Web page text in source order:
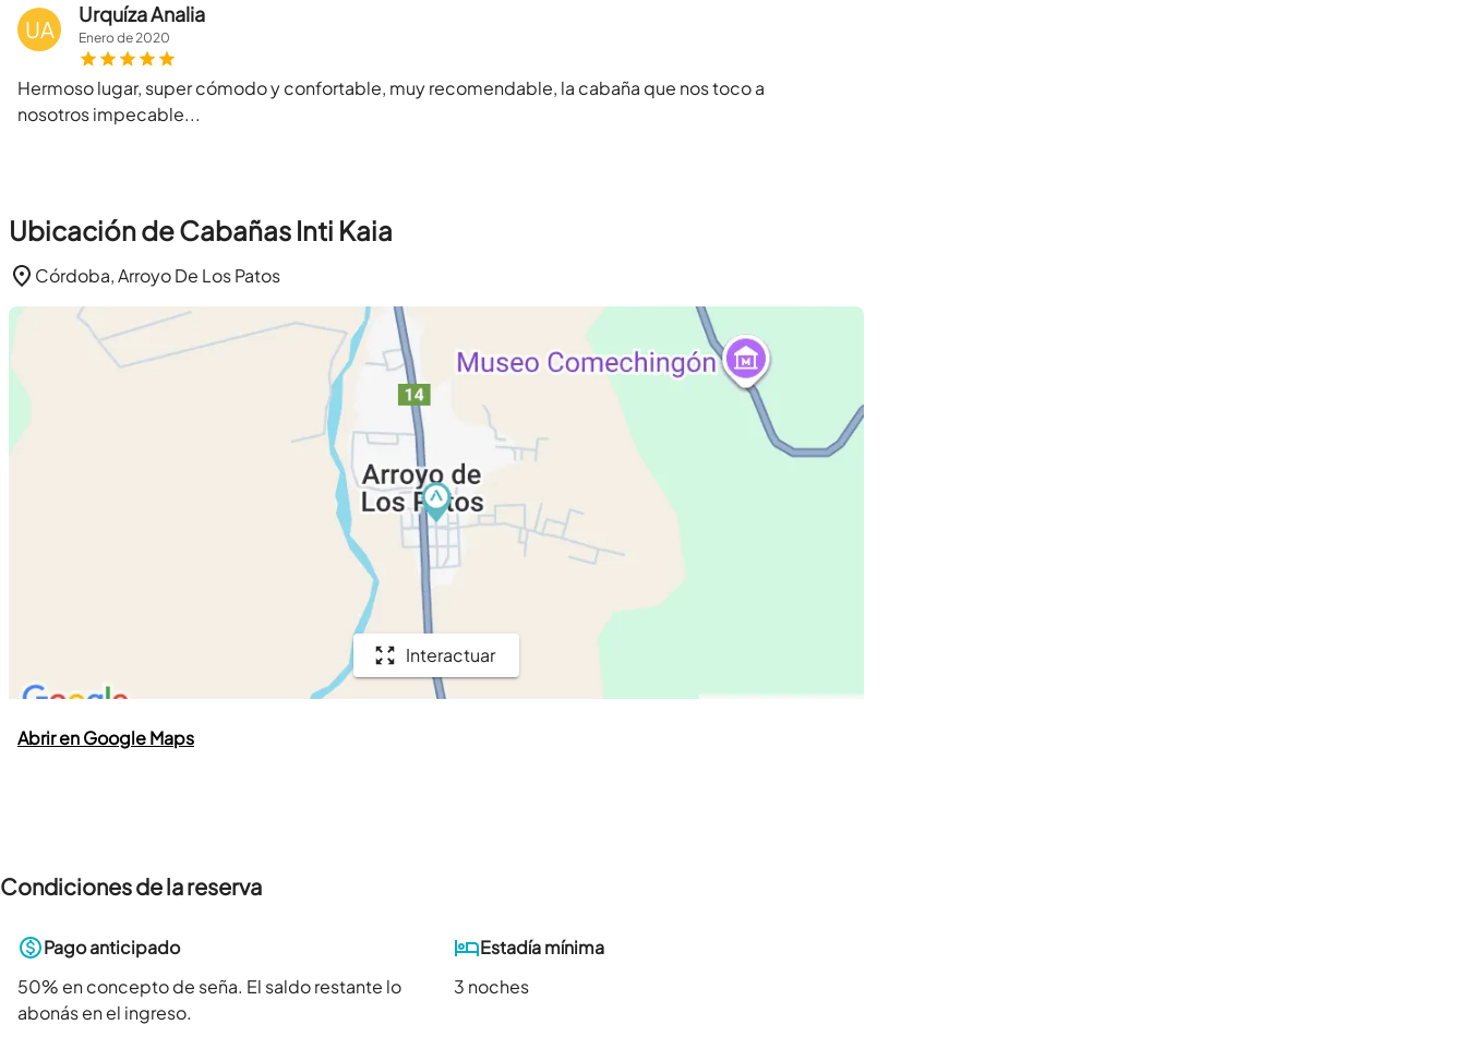
UA
Urquíza Analia
Enerode2020
Hermoso lugar, super cómodo y confortable, muy recomendable, la cabaña que nos toco a
nosotros impecable...
Ubicación de Cabañas Inti Kaia
Córdoba, Arroyo De Los Patos
Interactuar
Abrir en Google Maps
Condiciones de la reserva
Pago anticipado
50% en concepto de seña. El saldo restante lo
abonás en el ingreso.
Estadía mínima
3 noches